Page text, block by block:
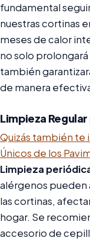
fundamental
nuestras cortinas
meses de calor
no solo prolongará
también
de manera
Limpieza
Quizás también te
Únicos de los
Limpieza
alérgenos pueden
las cortinas,
hogar. Se
accesorio de